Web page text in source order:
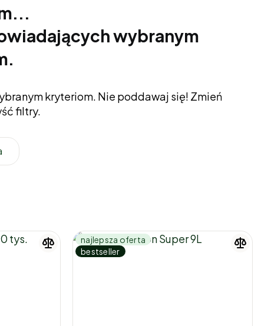
wybranym
kryteriom. Nie poddawaj się! Zmień
filtry.
najlepsza oferta
bestseller